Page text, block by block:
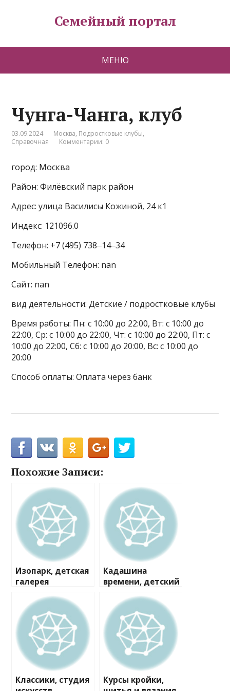
Семейный портал
МЕНЮ
Чунга-Чанга, клуб
03.09.2024 Москва, Подростковые клубы,
Справочная
Комментарии: 0
город: Москва
Район: Филёвский парк район
Адрес: улица Василисы Кожиной, 24 к1
Индекс: 121096.0
Телефон: +7 (495) 738‒14‒34
Мобильный Телефон: nan
Сайт: nan
вид деятельности: Детские / подростковые клубы
Время работы: Пн: с 10:00 до 22:00, Вт: с 10:00 до
22:00, Ср: с 10:00 до 22:00, Чт: с 10:00 до 22:00, Пт: с
10:00 до 22:00, Сб: с 10:00 до 20:00, Вс: с 10:00 до
20:00
Способ оплаты: Оплата через банк
Похожие Записи:
Изопарк, детская
галерея
Кадашина
времени, детский
Классики, студия
Курсы кройки,